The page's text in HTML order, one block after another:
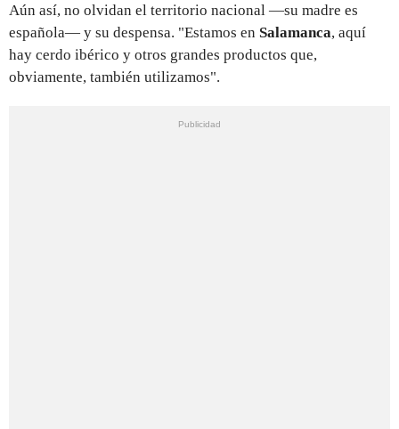
Aún así, no olvidan el territorio nacional —su madre es
española— y su despensa. "Estamos en Salamanca, aquí
hay cerdo ibérico y otros grandes productos que,
obviamente, también utilizamos".